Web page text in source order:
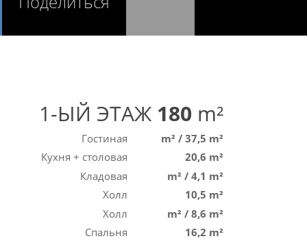
1-ЫЙ ЭТАЖ 180 m²
Гостиная m² / 37,5 m²
Кухня + столовая
20,6 m²
Кладовая
m² / 4,1 m²
Холл
10,5 m²
Холл
m² / 8,6 m²
Спальня
16,2 m²